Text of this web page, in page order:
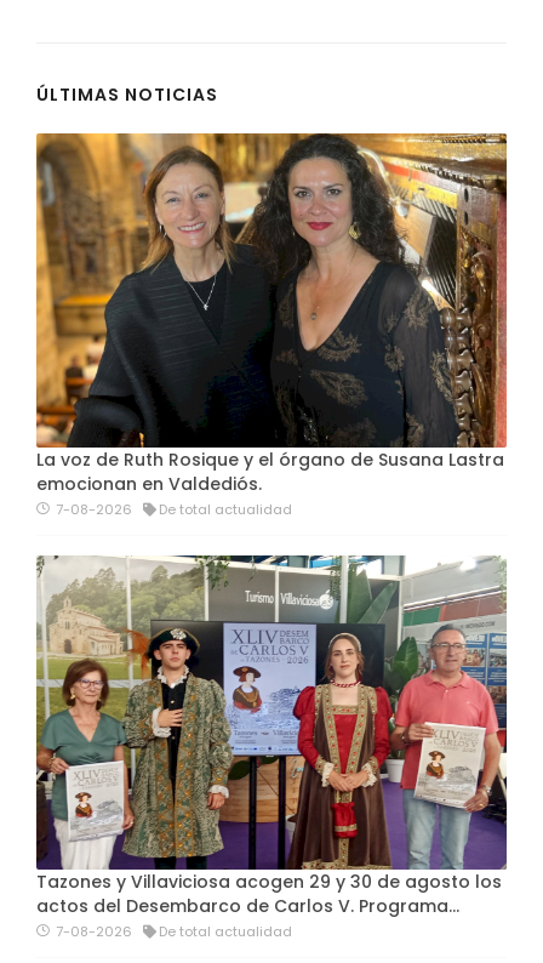
ÚLTIMAS NOTICIAS
La voz de Ruth Rosique y el órgano de Susana Lastra
emocionan en Valdediós.
7-08-2026 De total actualidad
Tazones y Villaviciosa acogen 29 y 30 de agosto los
actos del Desembarco de Carlos V. Programa…
7-08-2026 De total actualidad